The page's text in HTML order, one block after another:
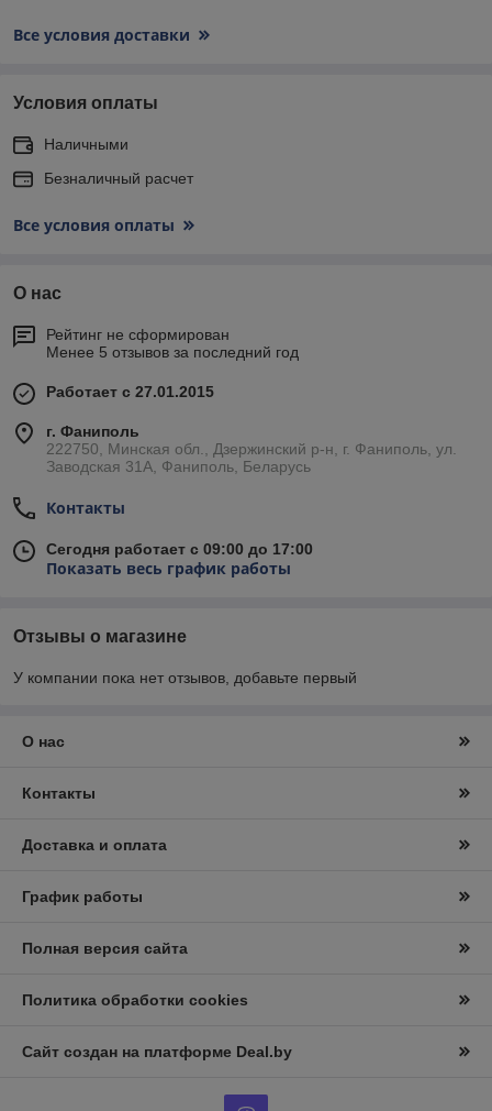
Все условия доставки
Условия оплаты
Наличными
Безналичный расчет
Все условия оплаты
О нас
Рейтинг не сформирован
Менее 5 отзывов за последний год
Работает с 27.01.2015
г. Фаниполь
222750, Минская обл., Дзержинский р-н, г. Фаниполь, ул.
Заводская 31А, Фаниполь, Беларусь
Контакты
Сегодня работает с 09:00 до 17:00
Показать весь график работы
Отзывы о магазине
У компании пока нет отзывов, добавьте первый
О нас
Контакты
Доставка и оплата
График работы
Полная версия сайта
Политика обработки cookies
Сайт создан на платформе Deal.by